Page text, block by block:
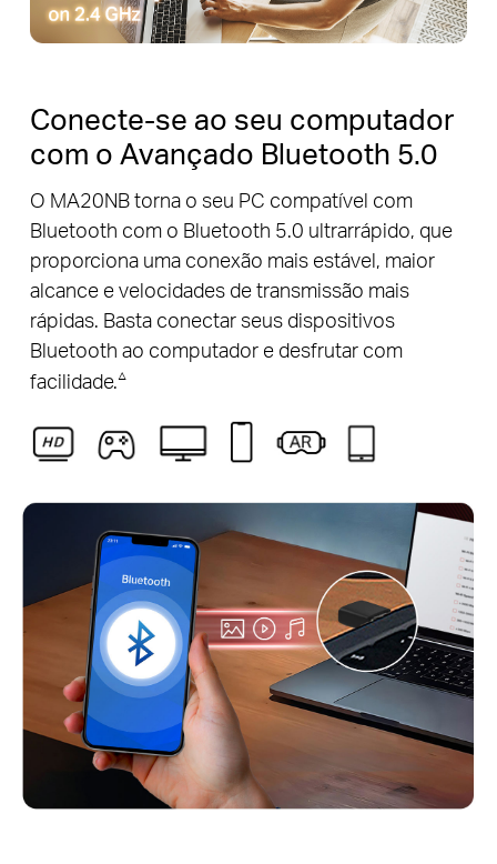
Conecte-se ao seu computador
com o Avançado Bluetooth 5.0
O MA20NB torna o seu PC compatível com
Bluetooth com o Bluetooth 5.0 ultrarrápido, que
proporciona uma conexão mais estável, maior
alcance e velocidades de transmissão mais
rápidas. Basta conectar seus dispositivos
Bluetooth ao computador e desfrutar com
facilidade.△